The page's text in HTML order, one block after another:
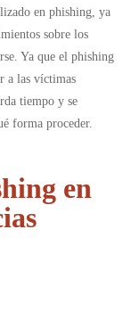
en phishing, ya
sobre los
Ya que el phishing
a las víctimas
tiempo y se
forma proceder.
en